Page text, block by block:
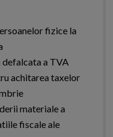
fizice la
defalcata a TVA
achitarea taxelor
materiale a
fiscale ale